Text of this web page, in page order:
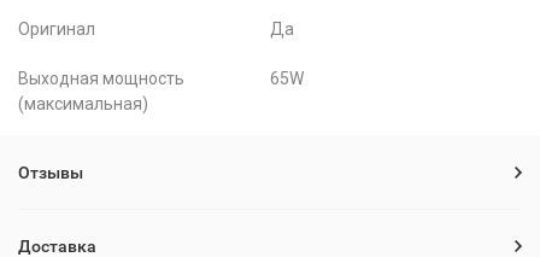
Оригинал Да
Выходная мощность
(максимальная)
65W
Отзывы
Доставка